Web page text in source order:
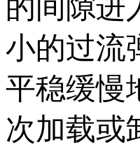
的间隙进
小的过流
平稳缓慢
次加载或